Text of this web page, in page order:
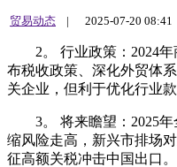
贸易动态 | 2025-07-20 08:41
2。 行业政策：2024年
布税收政策、深化外贸体
关企业，但利于优化行业款
3。 将来瞻望：2025年
缩风险走高，新兴市排场
征高额关税冲击中国出口